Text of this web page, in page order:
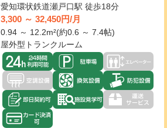
愛知環状鉄道瀬戸口駅 徒歩18分
3,300 ～ 32,450円/月
0.94 ～ 12.2m²(約0.6 ～ 7.4帖)
屋外型トランクルーム